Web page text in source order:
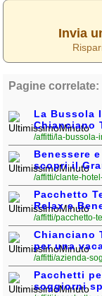
Invia
Pagine correlate:
La Bussola
Chianciano
/affitti/la-bussola-
Benessere
scopri il
/affitti/clante-
Pacchetto
Relax e
/affitti/pacchetto-
Chianciano
per una
/affitti/azienda-
Pacchetti
soggiorni
(139)
Umbria(102)
Valle d'Aosta
Veneto(179)